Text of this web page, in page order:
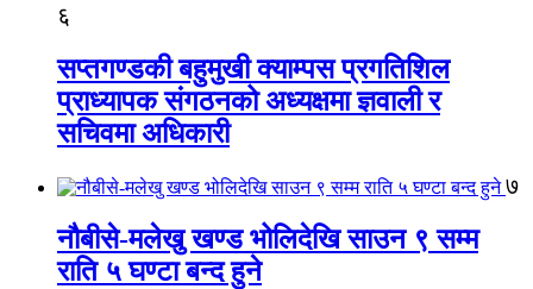
६
सप्तगण्डकी बहुमुखी क्याम्पस प्रगतिशिल
प्राध्यापक संगठनको अध्यक्षमा ज्ञवाली र
सचिवमा अधिकारी
७
नौबीसे-मलेखु खण्ड भोलिदेखि साउन ९ सम्म
राति ५ घण्टा बन्द हुने